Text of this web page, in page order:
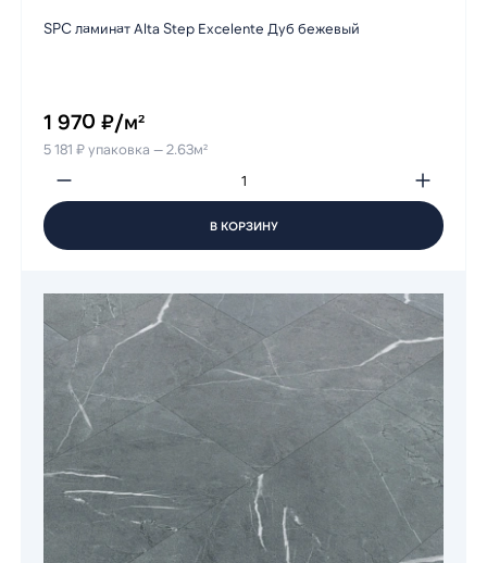
SPC ламинат Alta Step Excelente Дуб бежевый
1 970 ₽/м²
5 181 ₽ упаковка — 2.63м²
В КОРЗИНУ